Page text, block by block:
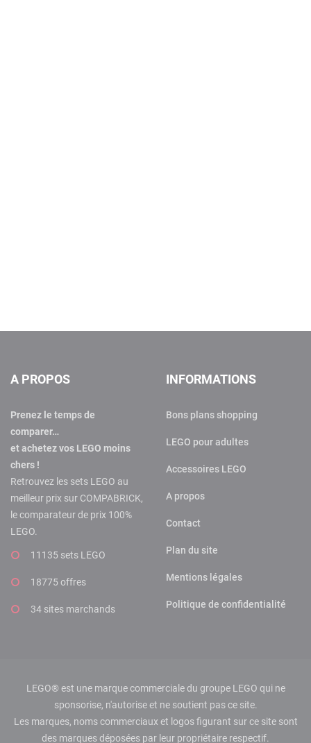
A PROPOS
Prenez le temps de
comparer…
et achetez vos LEGO moins
chers !
Retrouvez les sets LEGO au
meilleur prix sur COMPABRICK,
le comparateur de prix 100%
LEGO.
11135 sets LEGO
18775 offres
34 sites marchands
INFORMATIONS
Bons plans shopping
LEGO pour adultes
Accessoires LEGO
A propos
Contact
Plan du site
Mentions légales
Politique de confidentialité
LEGO® est une marque commerciale du groupe LEGO qui ne
sponsorise, n'autorise et ne soutient pas ce site.
Les marques, noms commerciaux et logos figurant sur ce site sont
des marques déposées par leur propriétaire respectif.